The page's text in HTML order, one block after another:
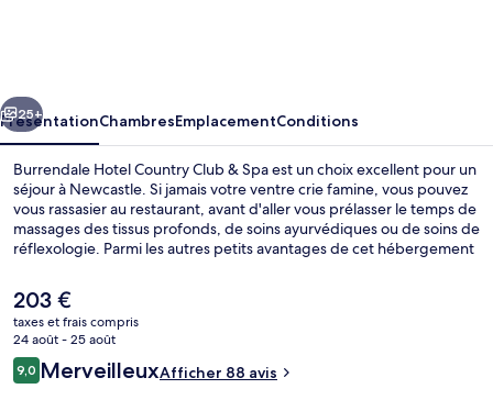
&
Spa
Suivant
25+
PrésentationChambresEmplacementConditions
Burrendale Hotel Country Club & Spa est un choix excellent pour un
séjour à Newcastle. Si jamais votre ventre crie famine, vous pouvez
vous rassasier au restaurant, avant d'aller vous prélasser le temps de
massages des tissus profonds, de soins ayurvédiques ou de soins de
réflexologie. Parmi les autres petits avantages de cet hébergement
Le
prix
actuel
est
de
203 €
taxes et frais compris
24 août - 25 août
Avis
voyageurs
9,09,0 sur 10
MerveilleuxAfficher 88 avis